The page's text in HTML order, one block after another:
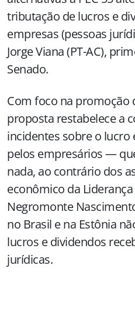
tributação de lucros e
empresas (pessoas
Jorge Viana (PT-AC),
Senado.
Com foco na promoção
proposta restabelece a
incidentes sobre o
pelos empresários —
nada, ao contrário dos
econômico da
Negromonte
no Brasil e na Estônia
lucros e dividendos
jurídicas.